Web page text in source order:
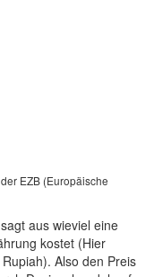
EZB (Europäische
aus wieviel eine
kostet (Hier
Also den Preis